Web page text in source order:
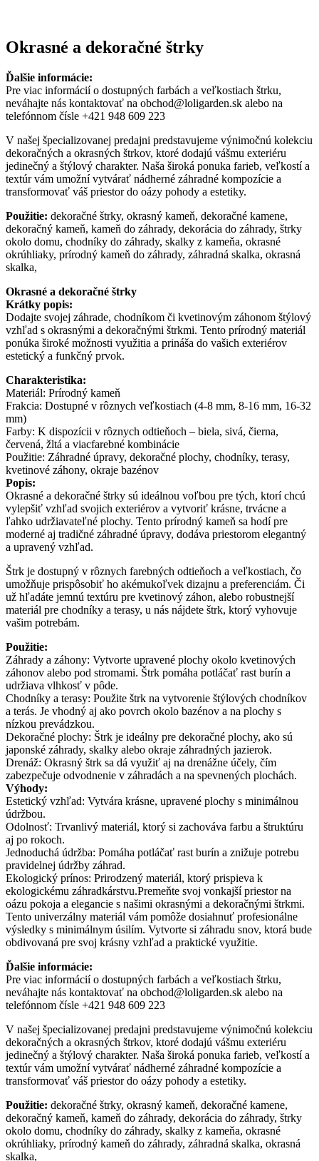
Okrasné a dekoračné štrky
Ďalšie informácie:
Pre viac informácií o dostupných farbách a veľkostiach štrku,
neváhajte nás kontaktovať na obchod@loligarden.sk alebo na
telefónnom čísle +421 948 609 223
V našej špecializovanej predajni predstavujeme výnimočnú kolekciu
dekoračných a okrasných štrkov, ktoré dodajú vášmu exteriéru
jedinečný a štýlový charakter. Naša široká ponuka farieb, veľkostí a
textúr vám umožní vytvárať nádherné záhradné kompozície a
transformovať váš priestor do oázy pohody a estetiky.
Použitie: dekoračné štrky, okrasný kameň, dekoračné kamene,
dekoračný kameň, kameň do záhrady, dekorácia do záhrady, štrky
okolo domu, chodníky do záhrady, skalky z kameňa, okrasné
okrúhliaky, prírodný kameň do záhrady, záhradná skalka, okrasná
skalka,
Okrasné a dekoračné štrky
Krátky popis:
Dodajte svojej záhrade, chodníkom či kvetinovým záhonom štýlový
vzhľad s okrasnými a dekoračnými štrkmi. Tento prírodný materiál
ponúka široké možnosti využitia a prináša do vašich exteriérov
estetický a funkčný prvok.
Charakteristika:
Materiál: Prírodný kameň
Frakcia: Dostupné v rôznych veľkostiach (4-8 mm, 8-16 mm, 16-32
mm)
Farby: K dispozícii v rôznych odtieňoch – biela, sivá, čierna,
červená, žltá a viacfarebné kombinácie
Použitie: Záhradné úpravy, dekoračné plochy, chodníky, terasy,
kvetinové záhony, okraje bazénov
Popis:
Okrasné a dekoračné štrky sú ideálnou voľbou pre tých, ktorí chcú
vylepšiť vzhľad svojich exteriérov a vytvoriť krásne, trvácne a
ľahko udržiavateľné plochy. Tento prírodný kameň sa hodí pre
moderné aj tradičné záhradné úpravy, dodáva priestorom elegantný
a upravený vzhľad.
Štrk je dostupný v rôznych farebných odtieňoch a veľkostiach, čo
umožňuje prispôsobiť ho akémukoľvek dizajnu a preferenciám. Či
už hľadáte jemnú textúru pre kvetinový záhon, alebo robustnejší
materiál pre chodníky a terasy, u nás nájdete štrk, ktorý vyhovuje
vašim potrebám.
Použitie:
Záhrady a záhony: Vytvorte upravené plochy okolo kvetinových
záhonov alebo pod stromami. Štrk pomáha potláčať rast burín a
udržiava vlhkosť v pôde.
Chodníky a terasy: Použite štrk na vytvorenie štýlových chodníkov
a terás. Je vhodný aj ako povrch okolo bazénov a na plochy s
nízkou prevádzkou.
Dekoračné plochy: Štrk je ideálny pre dekoračné plochy, ako sú
japonské záhrady, skalky alebo okraje záhradných jazierok.
Drenáž: Okrasný štrk sa dá využiť aj na drenážne účely, čím
zabezpečuje odvodnenie v záhradách a na spevnených plochách.
Výhody:
Estetický vzhľad: Vytvára krásne, upravené plochy s minimálnou
údržbou.
Odolnosť: Trvanlivý materiál, ktorý si zachováva farbu a štruktúru
aj po rokoch.
Jednoduchá údržba: Pomáha potláčať rast burín a znižuje potrebu
pravidelnej údržby záhrad.
Ekologický prínos: Prirodzený materiál, ktorý prispieva k
ekologickému záhradkárstvu.Premeňte svoj vonkajší priestor na
oázu pokoja a elegancie s našimi okrasnými a dekoračnými štrkmi.
Tento univerzálny materiál vám pomôže dosiahnuť profesionálne
výsledky s minimálnym úsilím. Vytvorte si záhradu snov, ktorá bude
obdivovaná pre svoj krásny vzhľad a praktické využitie.
Ďalšie informácie:
Pre viac informácií o dostupných farbách a veľkostiach štrku,
neváhajte nás kontaktovať na obchod@loligarden.sk alebo na
telefónnom čísle +421 948 609 223
V našej špecializovanej predajni predstavujeme výnimočnú kolekciu
dekoračných a okrasných štrkov, ktoré dodajú vášmu exteriéru
jedinečný a štýlový charakter. Naša široká ponuka farieb, veľkostí a
textúr vám umožní vytvárať nádherné záhradné kompozície a
transformovať váš priestor do oázy pohody a estetiky.
Použitie: dekoračné štrky, okrasný kameň, dekoračné kamene,
dekoračný kameň, kameň do záhrady, dekorácia do záhrady, štrky
okolo domu, chodníky do záhrady, skalky z kameňa, okrasné
okrúhliaky, prírodný kameň do záhrady, záhradná skalka, okrasná
skalka,